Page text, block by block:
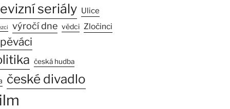
seriály Ulice
výročí dne vědci Zločinci
česká hudba
české divadlo